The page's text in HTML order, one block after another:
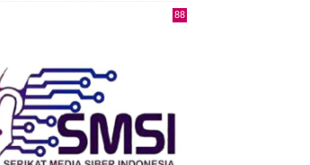
88